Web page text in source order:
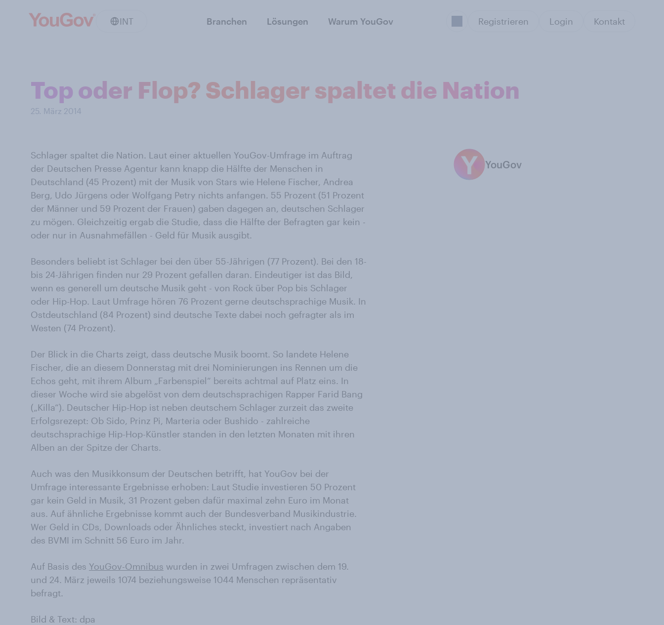
INT Branchen Lösungen Warum YouGov Registrieren Login Kontakt
Top oder Flop? Schlager spaltet die Nation
25. März 2014
Schlager spaltet die Nation. Laut einer aktuellen YouGov-Umfrage im Auftrag
der Deutschen Presse Agentur kann knapp die Hälfte der Menschen in
Deutschland (45 Prozent) mit der Musik von Stars wie Helene Fischer, Andrea
Berg, Udo Jürgens oder Wolfgang Petry nichts anfangen. 55 Prozent (51 Prozent
der Männer und 59 Prozent der Frauen) gaben dagegen an, deutschen Schlager
zu mögen. Gleichzeitig ergab die Studie, dass die Hälfte der Befragten gar kein -
oder nur in Ausnahmefällen - Geld für Musik ausgibt.
Besonders beliebt ist Schlager bei den über 55-Jährigen (77 Prozent). Bei den 18-
bis 24-Jährigen finden nur 29 Prozent gefallen daran. Eindeutiger ist das Bild,
wenn es generell um deutsche Musik geht - von Rock über Pop bis Schlager
oder Hip-Hop. Laut Umfrage hören 76 Prozent gerne deutschsprachige Musik. In
Ostdeutschland (84 Prozent) sind deutsche Texte dabei noch gefragter als im
Westen (74 Prozent).
Der Blick in die Charts zeigt, dass deutsche Musik boomt. So landete Helene
Fischer, die an diesem Donnerstag mit drei Nominierungen ins Rennen um die
Echos geht, mit ihrem Album „Farbenspiel“ bereits achtmal auf Platz eins. In
dieser Woche wird sie abgelöst von dem deutschsprachigen Rapper Farid Bang
(„Killa“). Deutscher Hip-Hop ist neben deutschem Schlager zurzeit das zweite
Erfolgsrezept: Ob Sido, Prinz Pi, Marteria oder Bushido - zahlreiche
deutschsprachige Hip-Hop-Künstler standen in den letzten Monaten mit ihren
Alben an der Spitze der Charts.
Auch was den Musikkonsum der Deutschen betrifft, hat YouGov bei der
Umfrage interessante Ergebnisse erhoben: Laut Studie investieren 50 Prozent
gar kein Geld in Musik, 31 Prozent geben dafür maximal zehn Euro im Monat
aus. Auf ähnliche Ergebnisse kommt auch der Bundesverband Musikindustrie.
Wer Geld in CDs, Downloads oder Ähnliches steckt, investiert nach Angaben
des BVMI im Schnitt 56 Euro im Jahr.
Auf Basis des YouGov-Omnibus wurden in zwei Umfragen zwischen dem 19.
und 24. März jeweils 1074 beziehungsweise 1044 Menschen repräsentativ
befragt.
Bild & Text: dpa
YouGov